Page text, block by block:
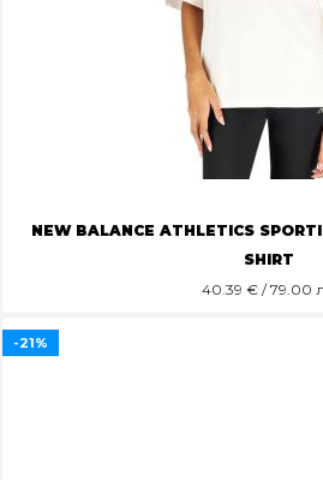
NEW BALANCE ATHLETICS
SHIRT
40.39 € / 79.00
-21%